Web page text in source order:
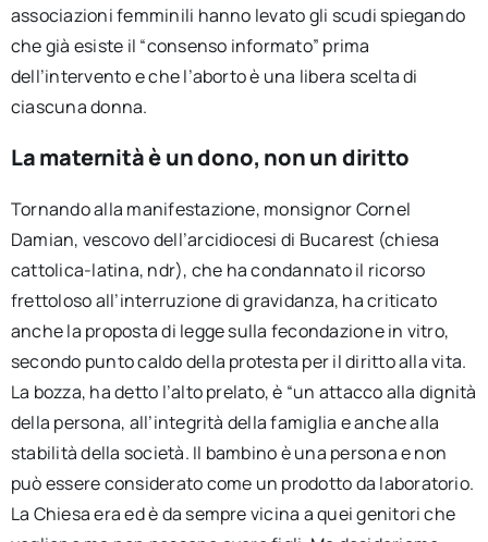
associazioni femminili hanno levato gli scudi spiegando
che già esiste il “consenso informato” prima
dell’intervento e che l’aborto è una libera scelta di
ciascuna donna.
La maternità è un dono, non un diritto
Tornando alla manifestazione, monsignor Cornel
Damian, vescovo dell’arcidiocesi di Bucarest (chiesa
cattolica-latina, ndr), che ha condannato il ricorso
frettoloso all’interruzione di gravidanza, ha criticato
anche la proposta di legge sulla fecondazione in vitro,
secondo punto caldo della protesta per il diritto alla vita.
La bozza, ha detto l’alto prelato, è “un attacco alla dignità
della persona, all’integrità della famiglia e anche alla
stabilità della società. Il bambino è una persona e non
può essere considerato come un prodotto da laboratorio.
La Chiesa era ed è da sempre vicina a quei genitori che